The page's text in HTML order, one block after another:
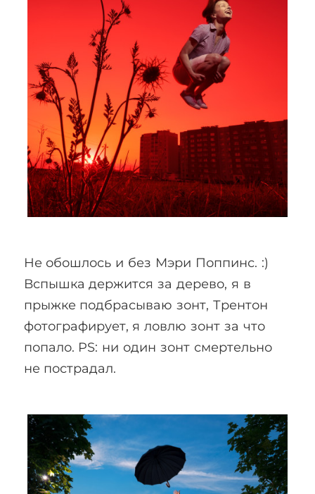
Не обошлось и без Мэри Поппинс. :)
Вспышка держится за дерево, я в
прыжке подбрасываю зонт, Трентон
фотографирует, я ловлю зонт за что
попало. PS: ни один зонт смертельно
не пострадал.